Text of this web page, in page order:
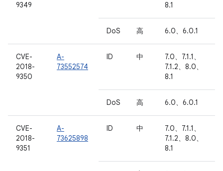
9349
8.1
DoS 高 6.0、6.0.1
CVE-
2018-
9350
A-
73552574
ID 中
7.0、7.1.1、
7.1.2、8.0、
8.1
DoS 高 6.0、6.0.1
CVE-
2018-
9351
A-
73625898
ID 中
7.0、7.1.1、
7.1.2、8.0、
8.1